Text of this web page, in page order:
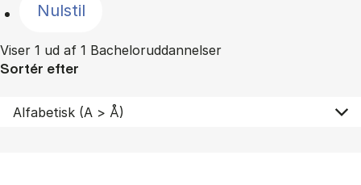
Nulstil
Viser 1 ud af 1 Bacheloruddannelser
Sortér efter